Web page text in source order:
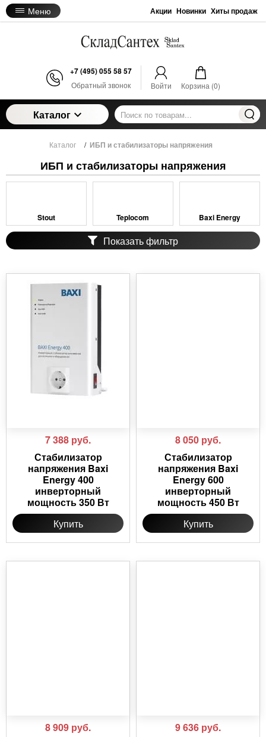
Меню Акции Новинки Хиты продаж
+7 (495) 055 58 57
Обратный звонок Войти Корзина (0)
Каталог
Каталог / ИБП и стабилизаторы напряжения
ИБП и стабилизаторы напряжения
Stout Teplocom Baxi Energy
Показать фильтр
7 388 руб.
Стабилизатор
напряжения Baxi
Energy 400
инверторный
мощность 350 Вт
Купить
8 050 руб.
Стабилизатор
напряжения Baxi
Energy 600
инверторный
мощность 450 Вт
Купить
8 909 руб.
9 636 руб.